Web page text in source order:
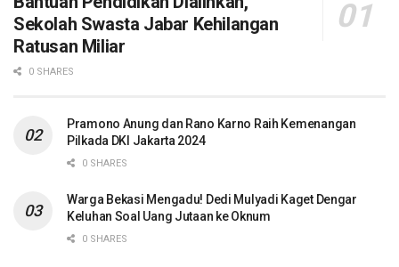
Sekolah Swasta Jabar Kehilangan
Ratusan Miliar
0 SHARES
Pramono Anung dan Rano Karno Raih Kemenangan
Pilkada DKI Jakarta 2024
0 SHARES
Warga Bekasi Mengadu! Dedi Mulyadi Kaget Dengar
Keluhan Soal Uang Jutaan ke Oknum
0 SHARES